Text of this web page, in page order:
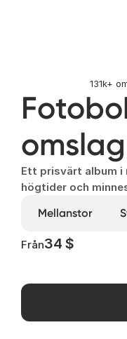
131k+
omslag
Ett prisvärt album
högtider och
Mellanstor
Från34 $